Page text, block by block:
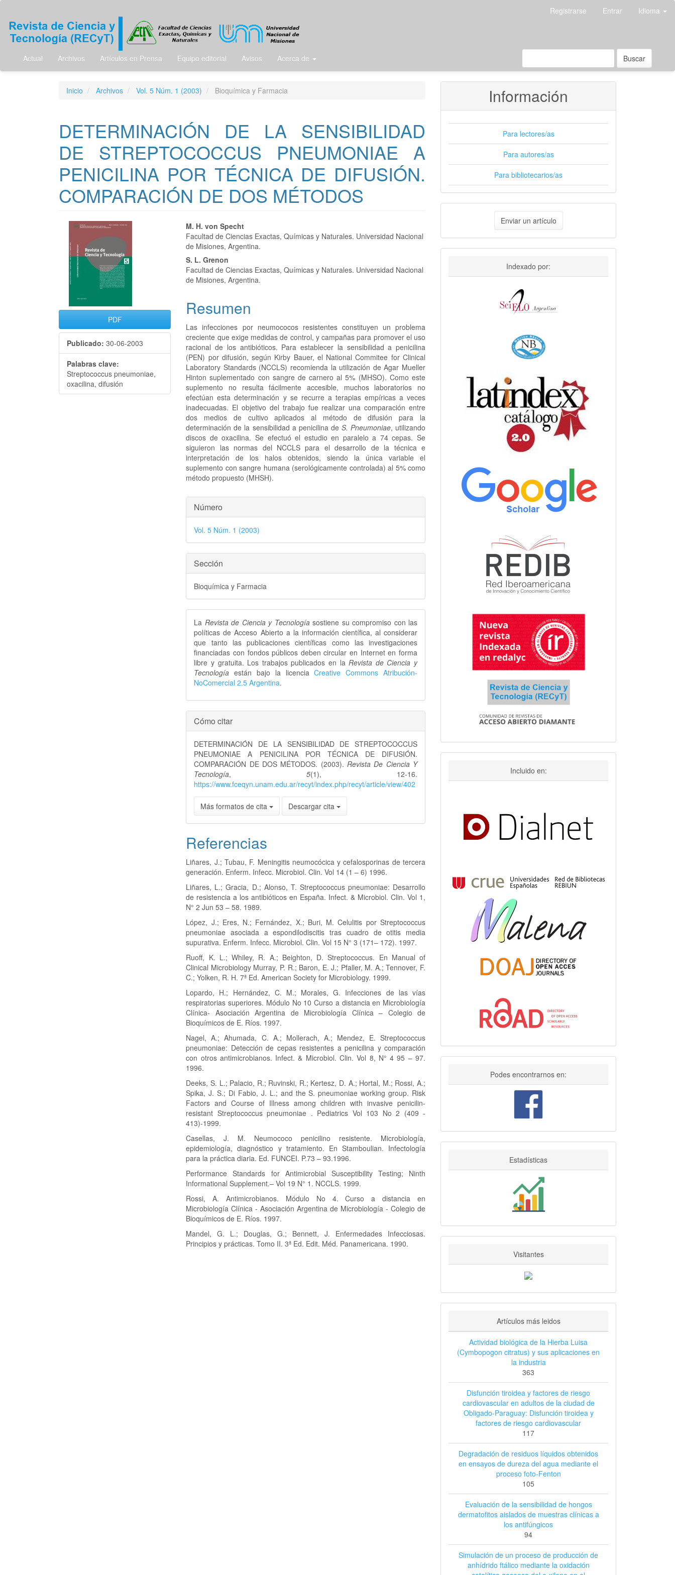
Contenido
principal
Barra
lateral
Registrarse Entrar Idioma
Actual Archivos Artículos en Prensa Equipo editorial Avisos Acerca de Buscar
Inicio Archivos Vol. 5 Núm. 1 (2003) Bioquímica y Farmacia
DETERMINACIÓN DE LA SENSIBILIDAD
DE STREPTOCOCCUS PNEUMONIAE A
PENICILINA POR TÉCNICA DE DIFUSIÓN.
COMPARACIÓN DE DOS MÉTODOS
Barra
lateral
del
artículo
PDF
Publicado: 30-06-2003
Palabras clave:
Streptococcus pneumoniae,
oxacilina, difusión
Contenido
principal
del
artículo
M. H. von Specht
Facultad de Ciencias Exactas, Químicas y Naturales. Universidad Nacional
de Misiones, Argentina.
S. L. Grenon
Facultad de Ciencias Exactas, Químicas y Naturales. Universidad Nacional
de Misiones, Argentina.
Resumen
Las infecciones por neumococos resistentes constituyen un problema
creciente que exige medidas de control, y campañas para promover el uso
racional de los antibióticos. Para establecer la sensibilidad a penicilina
(PEN) por difusión, según Kirby Bauer, el National Commitee for Clinical
Laboratory Standards (NCCLS) recomienda la utilización de Agar Mueller
Hinton suplementado con sangre de carnero al 5% (MHSO). Como este
suplemento no resulta fácilmente accesible, muchos laboratorios no
efectúan esta determinación y se recurre a terapias empíricas a veces
inadecuadas. El objetivo del trabajo fue realizar una comparación entre
dos medios de cultivo aplicados al método de difusión para la
determinación de la sensibilidad a penicilina de S. Pneumoniae, utilizando
discos de oxacilina. Se efectuó el estudio en paralelo a 74 cepas. Se
siguieron las normas del NCCLS para el desarrollo de la técnica e
interpretación de los halos obtenidos, siendo la única variable el
suplemento con sangre humana (serológicamente controlada) al 5% como
método propuesto (MHSH).
Detalles
del
artículo
Número
Vol. 5 Núm. 1 (2003)
Sección
Bioquímica y Farmacia
La Revista de Ciencia y Tecnologíasostiene su compromiso con las
políticas de Acceso Abierto a la información científica, al considerar
que tanto las publicaciones científicas como las investigaciones
financiadas con fondos públicos deben circular en Internet en forma
libre y gratuita. Los trabajos publicados en laRevista de Ciencia y
Tecnologíaestán bajo la licenciaCreative Commons Atribución-
NoComercial 2.5 Argentina.
Cómo citar
DETERMINACIÓN DE LA SENSIBILIDAD DE STREPTOCOCCUS
PNEUMONIAE A PENICILINA POR TÉCNICA DE DIFUSIÓN.
COMPARACIÓN DE DOS MÉTODOS. (2003). Revista De Ciencia Y
Tecnología,5(1), 12-16.
https://www.fceqyn.unam.edu.ar/recyt/index.php/recyt/article/view/402
Más formatos de cita Descargar cita
Referencias
Liñares, J.; Tubau, F. Meningitis neumocócica y cefalosporinas de tercera
generación. Enferm. Infecc. Microbiol. Clin. Vol 14 (1 – 6) 1996.
Liñares, L.; Gracia, D.; Alonso, T. Streptococcus pneumoniae: Desarrollo
de resistencia a los antibióticos en España. Infect. & Microbiol. Clin. Vol 1,
N° 2 Jun 53 – 58. 1989.
López, J.; Eres, N.; Fernández, X.; Buri, M. Celulitis por Streptococcus
pneumoniae asociada a espondilodiscitis tras cuadro de otitis media
supurativa. Enferm. Infecc. Microbiol. Clin. Vol 15 N° 3 (171– 172). 1997.
Ruoff, K. L.; Whiley, R. A.; Beighton, D. Streptococcus. En Manual of
Clinical Microbiology Murray, P. R.; Baron, E. J.; Pfaller, M. A.; Tennover, F.
C.; Yolken, R. H. 7ª Ed. American Society for Microbiology. 1999.
Lopardo, H.; Hernández, C. M.; Morales, G. Infecciones de las vías
respiratorias superiores. Módulo No 10 Curso a distancia en Microbiología
Clínica- Asociación Argentina de Microbiología Clínica – Colegio de
Bioquímicos de E. Ríos. 1997.
Nagel, A.; Ahumada, C. A.; Mollerach, A.; Mendez, E. Streptococcus
pneumoniae: Detección de cepas resistentes a penicilina y comparación
con otros antimicrobianos. Infect. & Microbiol. Clin. Vol 8, N° 4 95 – 97.
1996.
Deeks, S. L.; Palacio, R.; Ruvinski, R.; Kertesz, D. A.; Hortal, M.; Rossi, A.;
Spika, J. S.; Di Fabio, J. L.; and the S. pneumoniae working group. Risk
Factors and Course of Illness among children with invasive penicilin-
resistant Streptococcus pneumoniae . Pediatrics Vol 103 No 2 (409 -
413)-1999.
Casellas, J. M. Neumococo penicilino resistente. Microbiología,
epidemiología, diagnóstico y tratamiento. En Stamboulian. Infectología
para la práctica diaria. Ed. FUNCEI. P.73 – 93.1996.
Performance Standards for Antimicrobial Susceptibility Testing; Ninth
Informational Supplement.– Vol 19 N° 1. NCCLS. 1999.
Rossi, A. Antimicrobianos. Módulo No 4. Curso a distancia en
Microbiología Clínica - Asociación Argentina de Microbiología - Colegio de
Bioquímicos de E. Ríos. 1997.
Mandel, G. L.; Douglas, G.; Bennett, J. Enfermedades Infecciosas.
Principios y prácticas. Tomo II. 3ª Ed. Edit. Méd. Panamericana. 1990.
Información
Para lectores/as
Para autores/as
Para bibliotecarios/as
artículo
Enviar un artículo
Indexado
por:
Indexado por:
Incluido en:
FacebookPodes encontrarnos en:
EstadisticasEstadísticas
VisitantesVisitantes
Artículos más leidos
Actividad biológica de la Hierba Luisa
(Cymbopogon citratus) y sus aplicaciones en
la industria
363
Disfunción tiroidea y factores de riesgo
cardiovascular en adultos de la ciudad de
Obligado-Paraguay: Disfunción tiroidea y
factores de riesgo cardiovascular
117
Degradación de residuos líquidos obtenidos
en ensayos de dureza del agua mediante el
proceso foto-Fenton
105
Evaluación de la sensibilidad de hongos
dermatofitos aislados de muestras clínicas a
los antifúngicos
94
Simulación de un proceso de producción de
anhídrido ftálico mediante la oxidación